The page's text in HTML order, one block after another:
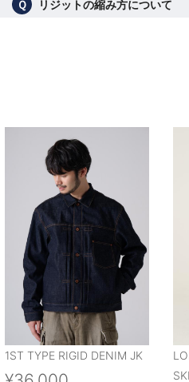
Ｑ リジットの縮み方について
1ST TYPE RIGID DENIM JK